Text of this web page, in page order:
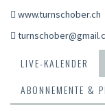
www.turnschober.ch
LIVE-KALENDER
ABONNEMENTE &